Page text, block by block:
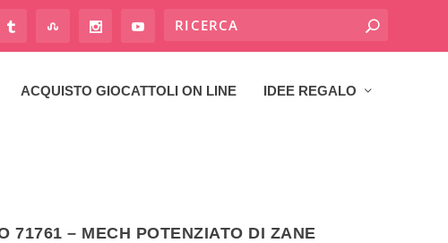
ACQUISTO GIOCATTOLI ON LINE IDEE REGALO
71761 – MECH POTENZIATO DI ZANE